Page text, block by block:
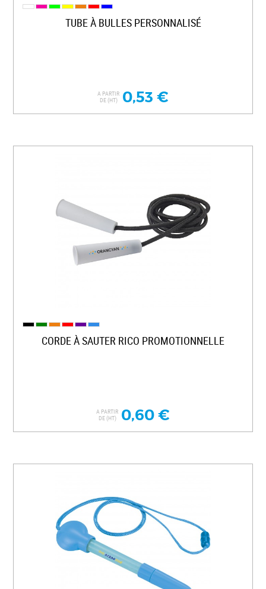
TUBE À BULLES PERSONNALISÉ
A PARTIR
DE (HT) 0,53 €
CORDE À SAUTER RICO PROMOTIONNELLE
A PARTIR
DE (HT) 0,60 €